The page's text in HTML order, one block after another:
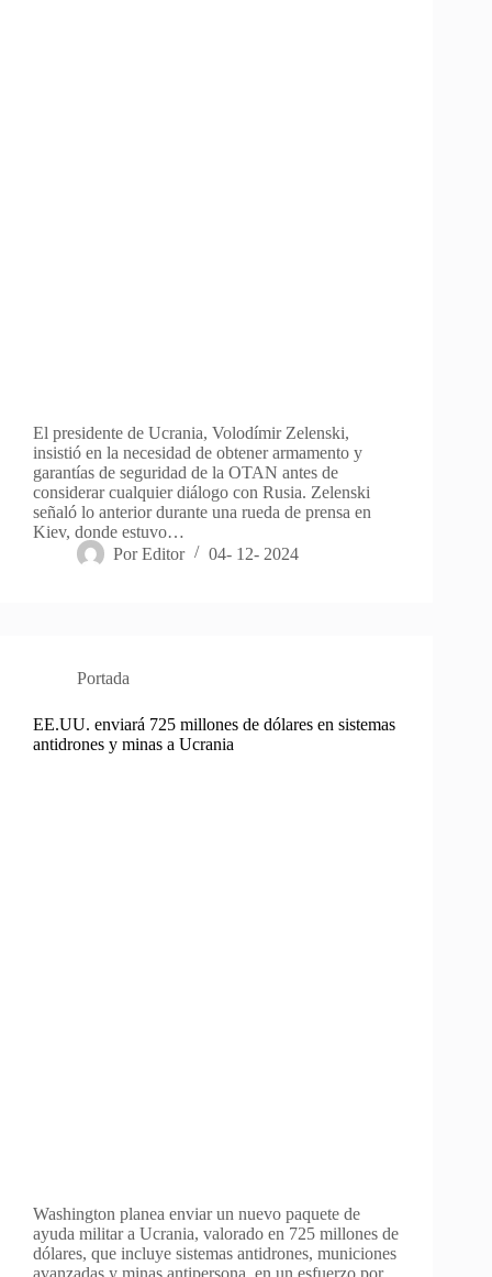
El presidente de Ucrania, Volodímir Zelenski,
insistió en la necesidad de obtener armamento y
garantías de seguridad de la OTAN antes de
considerar cualquier diálogo con Rusia. Zelenski
señaló lo anterior durante una rueda de prensa en
Kiev, donde estuvo…
Por Editor 04- 12- 2024
Portada
EE.UU. enviará 725 millones de dólares en sistemas
antidrones y minas a Ucrania
Washington planea enviar un nuevo paquete de
ayuda militar a Ucrania, valorado en 725 millones de
dólares, que incluye sistemas antidrones, municiones
avanzadas y minas antipersona, en un esfuerzo por